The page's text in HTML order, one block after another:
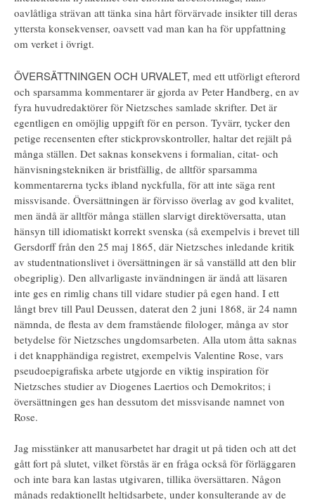
oavlåtliga strävan att tänka sina hårt förvärvade insikter till deras
yttersta konsekvenser, oavsett vad man kan ha för uppfattning
om verket i övrigt.
ÖVERSÄTTNINGEN OCH URVALET, med ett utförligt efterord
och sparsamma kommentarer är gjorda av Peter Handberg, en av
fyra huvudredaktörer för Nietzsches samlade skrifter. Det är
egentligen en omöjlig uppgift för en person. Tyvärr, tycker den
petige recensenten efter stickprovskontroller, haltar det rejält på
många ställen. Det saknas konsekvens i formalian, citat- och
hänvisningstekniken är bristfällig, de alltför sparsamma
kommentarerna tycks ibland nyckfulla, för att inte säga rent
missvisande. Översättningen är förvisso överlag av god kvalitet,
men ändå är alltför många ställen slarvigt direktöversatta, utan
hänsyn till idiomatiskt korrekt svenska (så exempelvis i brevet till
Gersdorff från den 25 maj 1865, där Nietzsches inledande kritik
av studentnationslivet i översättningen är så vanställd att den blir
obegriplig). Den allvarligaste invändningen är ändå att läsaren
inte ges en rimlig chans till vidare studier på egen hand. I ett
långt brev till Paul Deussen, daterat den 2 juni 1868, är 24 namn
nämnda, de flesta av dem framstående filologer, många av stor
betydelse för Nietzsches ungdomsarbeten. Alla utom åtta saknas
i det knapphändiga registret, exempelvis Valentine Rose, vars
pseudoepigrafiska arbete utgjorde en viktig inspiration för
Nietzsches studier av Diogenes Laertios och Demokritos; i
översättningen ges han dessutom det missvisande namnet von
Rose.
Jag misstänker att manusarbetet har dragit ut på tiden och att det
gått fort på slutet, vilket förstås är en fråga också för förläggaren
och inte bara kan lastas utgivaren, tillika översättaren. Någon
månads redaktionellt heltidsarbete, under konsulterande av de